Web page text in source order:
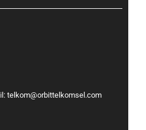
telkom@orbittelkomsel.com